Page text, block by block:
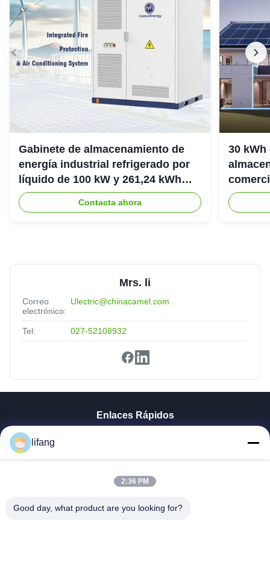
Gabinete de almacenamiento de
energía industrial refrigerado por
líquido de 100 kW y 261,24 kWh
IP54
Contacta ahora
30 kWh
Mrs. li
Correo
electrónico:
Ulectric@chinacamel.com
Tel: 027-52108932
Enlaces Rápidos
Visita A La Fábrica
Contacto
lifang
2:36 PM
Good day, what product are you looking for?